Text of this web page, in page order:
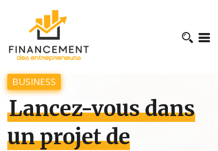
BUSINESS
Lancez-vous dans
un projet de